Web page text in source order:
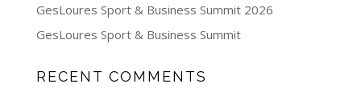
GesLoures Sport & Business Summit 2026
GesLoures Sport & Business Summit
RECENT COMMENTS